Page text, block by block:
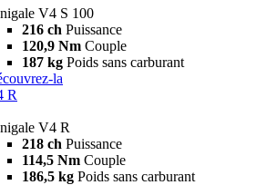
V4 S 100
216 ch Puissance
120,9 Nm Couple
187 kg Poids sans carburant
la
R
V4 R
218 ch Puissance
114,5 Nm Couple
186,5 kg Poids sans carburant